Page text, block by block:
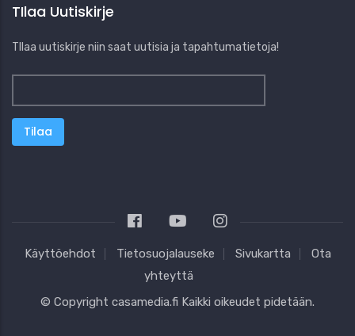
TIlaa Uutiskirje
TIlaa uutiskirje niin saat uutisia ja tapahtumatietoja!
Käyttöehdot Tietosuojalauseke Sivukartta
Ota
yhteyttä
© Copyright casamedia.fi Kaikki oikeudet pidetään.